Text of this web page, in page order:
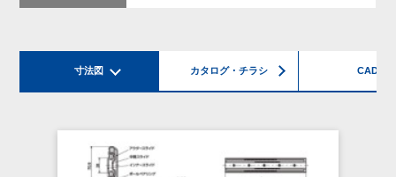
寸法図 カタログ・チラシ CAD